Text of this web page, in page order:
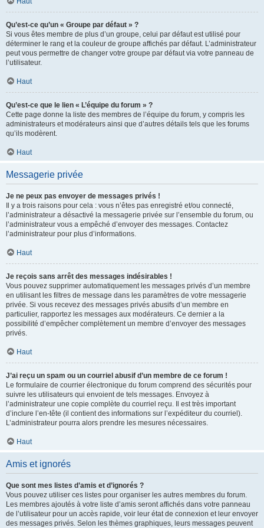
Qu’est-ce qu’un « Groupe par défaut » ?
Si vous êtes membre de plus d’un groupe, celui par défaut est utilisé pour
déterminer le rang et la couleur de groupe affichés par défaut. L’administrateur
peut vous permettre de changer votre groupe par défaut via votre panneau de
l’utilisateur.
Haut
Qu’est-ce que le lien « L’équipe du forum » ?
Cette page donne la liste des membres de l’équipe du forum, y compris les
administrateurs et modérateurs ainsi que d’autres détails tels que les forums
qu’ils modèrent.
Haut
Messagerie privée
Je ne peux pas envoyer de messages privés !
Il y a trois raisons pour cela : vous n’êtes pas enregistré et/ou connecté,
l’administrateur a désactivé la messagerie privée sur l’ensemble du forum, ou
l’administrateur vous a empêché d’envoyer des messages. Contactez
l’administrateur pour plus d’informations.
Haut
Je reçois sans arrêt des messages indésirables !
Vous pouvez supprimer automatiquement les messages privés d’un membre
en utilisant les filtres de message dans les paramètres de votre messagerie
privée. Si vous recevez des messages privés abusifs d’un membre en
particulier, rapportez les messages aux modérateurs. Ce dernier a la
possibilité d’empêcher complètement un membre d’envoyer des messages
privés.
Haut
J’ai reçu un spam ou un courriel abusif d’un membre de ce forum !
Le formulaire de courrier électronique du forum comprend des sécurités pour
suivre les utilisateurs qui envoient de tels messages. Envoyez à
l’administrateur une copie complète du courriel reçu. Il est très important
d’inclure l’en-tête (il contient des informations sur l’expéditeur du courriel).
L’administrateur pourra alors prendre les mesures nécessaires.
Haut
Amis et ignorés
Que sont mes listes d’amis et d’ignorés ?
Vous pouvez utiliser ces listes pour organiser les autres membres du forum.
Les membres ajoutés à votre liste d’amis seront affichés dans votre panneau
de l’utilisateur pour un accès rapide, voir leur état de connexion et leur envoyer
des messages privés. Selon les thèmes graphiques, leurs messages peuvent